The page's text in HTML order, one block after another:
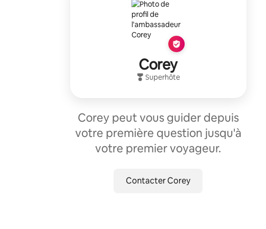
Corey
Superhôte
Corey peut vous guider depuis
votre première question jusqu'à
votre premier voyageur.
Contacter Corey